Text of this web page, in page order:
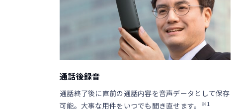
通話後録音
通話終了後に直前の通話内容を音声データとして保存
可能。大事な用件をいつでも聞き直せます。
※1